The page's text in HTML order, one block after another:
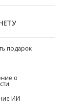
подарок
о
ИИ